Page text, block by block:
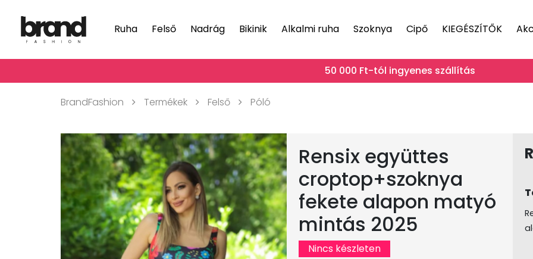
Ruha Felső Nadrág Bikinik Alkalmi ruha Szoknya Cipő KIEGÉSZÍTŐK
50 000 Ft-tól ingyenes szállítás
BrandFashion Termékek Felső Póló
Rensix együttes
croptop+szoknya
fekete alapon matyó
mintás 2025
Nincs készleten